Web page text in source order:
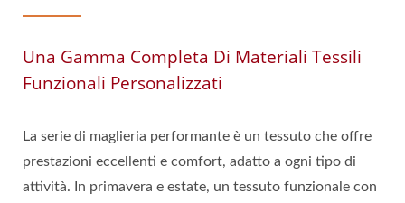
Una Gamma Completa Di Materiali Tessili
Funzionali Personalizzati
La serie di maglieria performante è un tessuto che offre
prestazioni eccellenti e comfort, adatto a ogni tipo di
attività. In primavera e estate, un tessuto funzionale con